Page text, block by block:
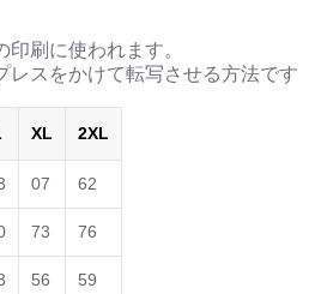
刷に使われます。
レスをかけて転写させる方法です
XL 2XL
07 62
73 76
56 59